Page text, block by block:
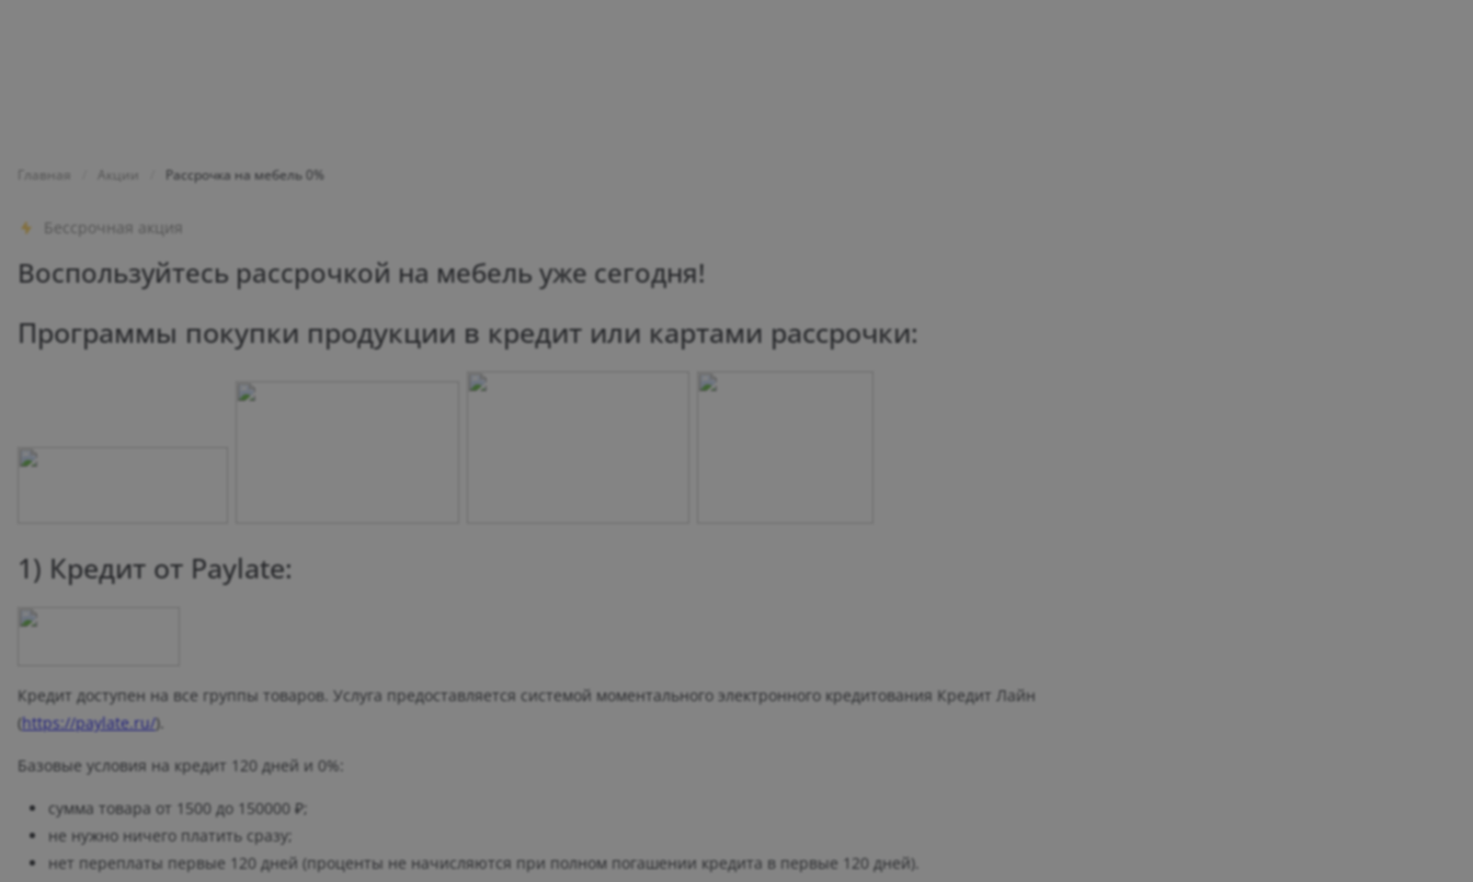
Главная Акции Рассрочка на мебель 0%
Бессрочная акция
Воспользуйтесь рассрочкой на мебель уже сегодня!
Программы покупки продукции в кредит или картами рассрочки:
1) Кредит от Paylate:
Кредит доступен на все группы товаров. Услуга предоставляется системой моментального электронного кредитования Кредит Лайн
(https://paylate.ru/).
Базовые условия на кредит 120 дней и 0%:
сумма товара от 1500 до 150000 ₽;
не нужно ничего платить сразу;
нет переплаты первые 120 дней (проценты не начисляются при полном погашении кредита в первые 120 дней).